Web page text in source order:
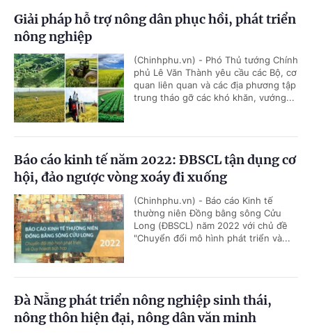
Giải pháp hỗ trợ nông dân phục hồi, phát triển
nông nghiệp
(Chinhphu.vn) - Phó Thủ tướng Chính
phủ Lê Văn Thành yêu cầu các Bộ, cơ
quan liên quan và các địa phương tập
trung tháo gỡ các khó khăn, vướng...
Báo cáo kinh tế năm 2022: ĐBSCL tận dụng cơ
hội, đảo ngược vòng xoáy đi xuống
(Chinhphu.vn) - Báo cáo Kinh tế
thường niên Đồng bằng sông Cửu
Long (ĐBSCL) năm 2022 với chủ đề
"Chuyển đổi mô hình phát triển và...
Đà Nẵng phát triển nông nghiệp sinh thái,
nông thôn hiện đại, nông dân văn minh